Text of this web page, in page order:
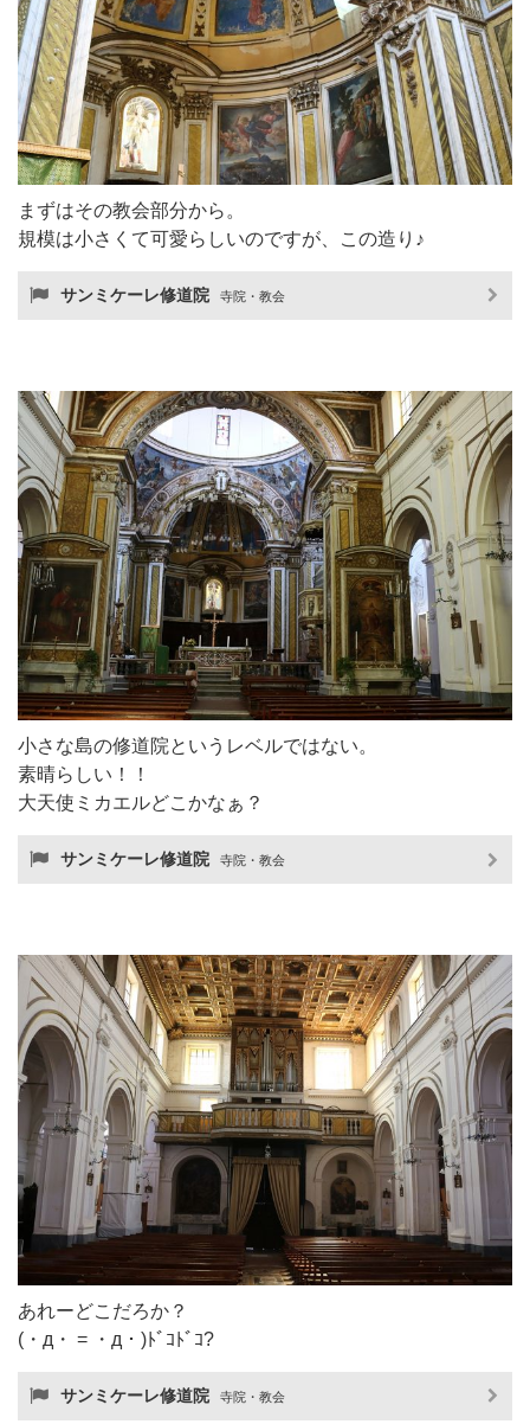
まずはその教会部分から。
規模は小さくて可愛らしいのですが、この造り♪
サンミケーレ修道院 寺院・教会
小さな島の修道院というレベルではない。
素晴らしい！！
大天使ミカエルどこかなぁ？
サンミケーレ修道院 寺院・教会
あれーどこだろか？
(・д・ = ・д・)ﾄﾞｺﾄﾞｺ?
サンミケーレ修道院 寺院・教会